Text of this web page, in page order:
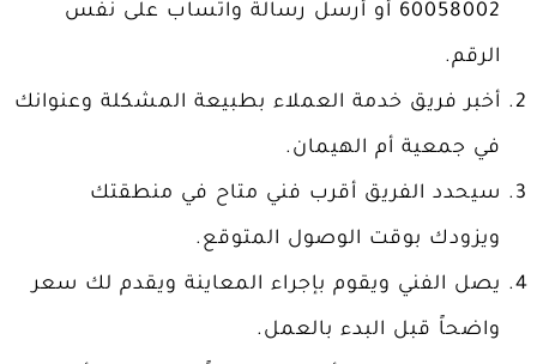
60058002 أو أرسل رسالة واتساب على نفس
الرقم.
أخبر فريق خدمة العملاء بطبيعة المشكلة وعنوانك
في جمعية أم الهيمان.
سيحدد الفريق أقرب فني متاح في منطقتك
ويزودك بوقت الوصول المتوقع.
يصل الفني ويقوم بإجراء المعاينة ويقدم لك سعر
واضحاً قبل البدء بالعمل.